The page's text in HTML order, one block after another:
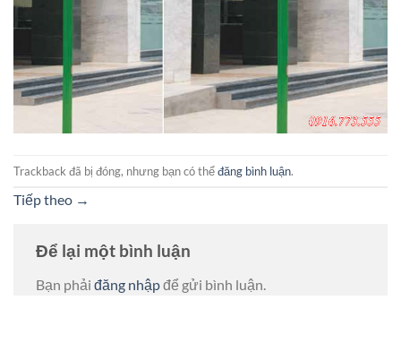
Trackback đã bị đóng, nhưng bạn có thểđăng bình luận.
Tiếp theo →
Để lại một bình luận
Bạn phải đăng nhậpđể gửi bình luận.